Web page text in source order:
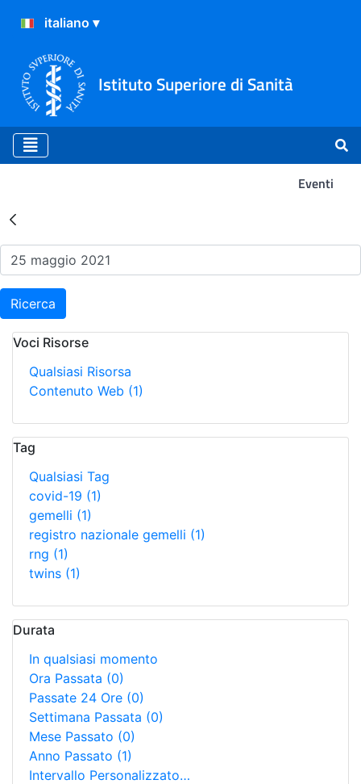
Istituto Superiore di Sanità
Eventi
Risultati della Ricerca -
Ricerca
Voci Risorse
Qualsiasi Risorsa
Contenuto Web (1)
Tag
Qualsiasi Tag
covid-19 (1)
gemelli (1)
registro nazionale gemelli (1)
rng (1)
twins (1)
Durata
In qualsiasi momento
Ora Passata (0)
Passate 24 Ore (0)
Settimana Passata (0)
Mese Passato (0)
Anno Passato (1)
Intervallo Personalizzato…